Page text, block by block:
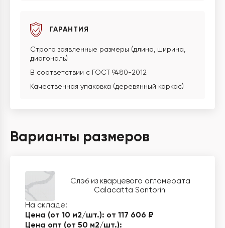
ГАРАНТИЯ
Строго заявленные размеры (длина, ширина,
диагональ)
В соответствии с ГОСТ 9480-2012
Качественная упаковка (деревянный каркас)
Варианты размеров
Слэб из кварцевого агломерата
Calacatta Santorini
от 117 606 ₽